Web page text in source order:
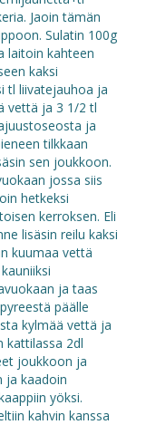
Jaoin tämän
Sulatin 100g
laitoin kahteen
kaksi
tl liivatejauhoa ja
vettä ja 3 1/2 tl
ja
tilkkaan
sen joukkoon.
jossa siis
hetkeksi
kerroksen. Eli
lisäsin reilu kaksi
kuumaa vettä
ja taas
päälle
kylmää vettä ja
kattilassa 2dl
joukkoon ja
ja kaadoin
yöksi.
kahvin kanssa